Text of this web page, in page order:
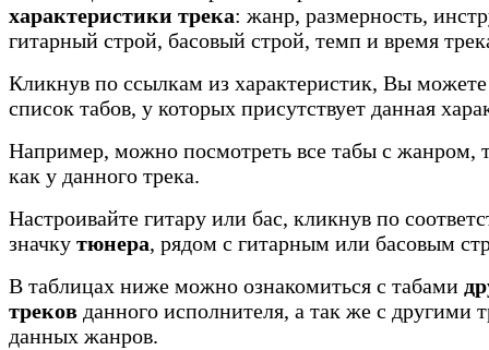
характеристики трека: жанр, размерность,
гитарный строй, басовый строй, темп и время
Кликнув по ссылкам из характеристик, Вы
список табов, у которых присутствует данная
Например, можно посмотреть все табы с жанром,
как у данного трека.
Настроивайте гитару или бас, кликнув по
значку тюнера, рядом с гитарным или басовым
В таблицах ниже можно ознакомиться с табами
треков данного исполнителя, а так же с другими
данных жанров.